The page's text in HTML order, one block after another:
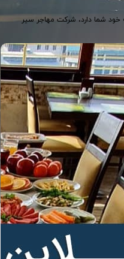
خود شما دارد، شرکت مهاجر سیر